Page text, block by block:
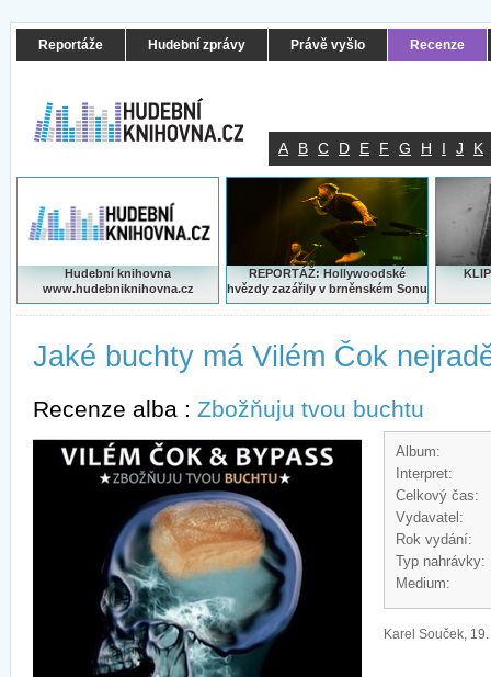
Reportáže Hudební zprávy Právě vyšlo Recenze
A B C D E F G H I J K
Hudební knihovna
www.hudebniknihovna.cz
REPORTÁŽ: Hollywoodské
hvězdy zazářily v brněnském Sonu
Jaké buchty má Vilém Čok
Recenze alba : Zbožňuju tvou buchtu
Album:
Interpret:
Celkový čas:
Vydavatel:
Rok vydání:
Typ nahrávky:
Medium:
Karel Souček,